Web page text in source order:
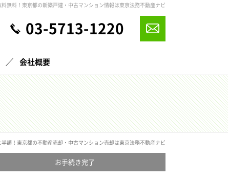
無料！東京都の新築戸建・中古マンション情報は東京法務不動産ナビ
03-5713-1220
会社概要
額！東京都の不動産売却・中古マンション売却は東京法務不動産ナビ
お手続き完了